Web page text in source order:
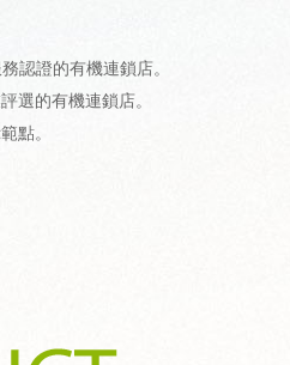
認證的有機連鎖店。
選的有機連鎖店。
點。